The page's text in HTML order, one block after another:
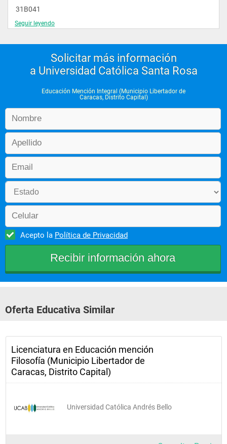
31B041
Filosofía de la
Sociología de la
Educación
31B062
Estudios
Sociales
31E073
Enseñanza de las
Ciencias  Sociales
31E082
  Gerencia
educacional
31E126
Trabajo de grado
31T131
Aprobadas
Seguir leyendo
Solicitar más información
a Universidad Católica Santa Rosa
Educación Mención Integral (Municipio Libertador de
Caracas, Distrito Capital)
Acepto la Política de Privacidad
Oferta Educativa Similar
Licenciatura en Educación mención
Filosofía (Municipio Libertador de
Caracas, Distrito Capital)
Universidad Católica Andrés Bello